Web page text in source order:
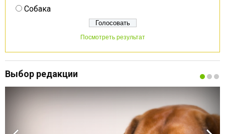
Собака
Посмотреть результат
Выбор редакции